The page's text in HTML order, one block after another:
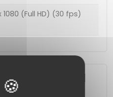
1080 (Full HD) (30 fps)
conectividad